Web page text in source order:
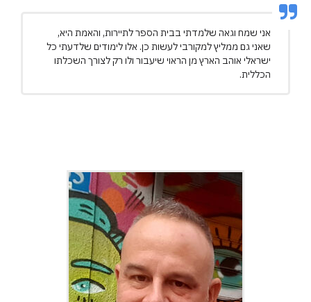
אני שמח וגאה שלמדתי בבית הספר לתיירות, והאמת היא,
שאני גם ממליץ למקורבי לעשות כן. אלו לימודים שלדעתי כל
ישראלי אוהב הארץ מן הראוי שיעבור ולו רק לצורך השכלתו
הכללית.